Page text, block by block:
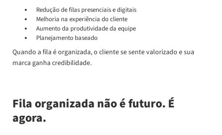
Redução de filas presenciais e digitais
Melhoria na experiência do cliente
Aumento da produtividade da equipe
Planejamento baseado
Quando a fila é organizada, o cliente se sente valorizado e sua
marca ganha credibilidade.
Fila organizada não é futuro. É
agora.